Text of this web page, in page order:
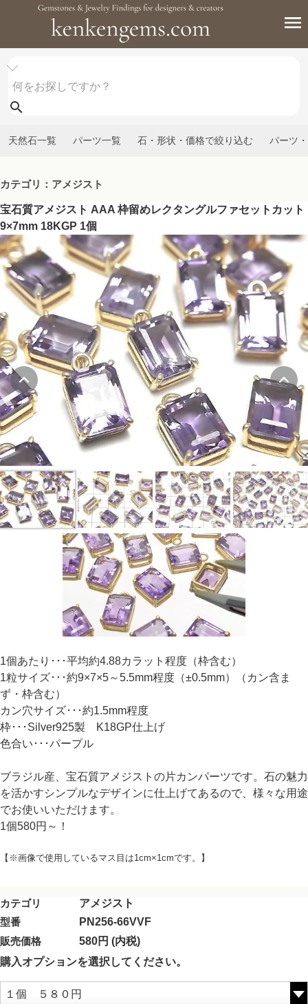
天然石一覧 パーツ一覧 石・形状・価格で絞り込む パーツ
カテゴリ：アメジスト
宝石質アメジスト AAA 枠留めレクタングルファセットカット
9×7mm 18KGP 1個
1個あたり･･･平均約4.88カラット程度（枠含む）
1粒サイズ･･･約9×7×5～5.5mm程度（±0.5mm）（カン含ま
ず・枠含む）
カン穴サイズ･･･約1.5mm程度
枠･･･Silver925製 K18GP仕上げ
色合い･･･パープル
ブラジル産、宝石質アメジストの片カンパーツです。石の魅力
を活かすシンプルなデザインに仕上げてあるので、様々な用途
でお使いいただけます。
1個580円～！
【※画像で使用しているマス目は1cm×1cmです。】
カテゴリ
アメジスト
型番
PN256-66VVF
販売価格
580円 (内税)
購入オプションを選択してください。